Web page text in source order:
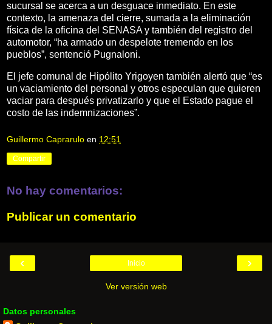
sucursal se acerca a un desguace inmediato. En este
contexto, la amenaza del cierre, sumada a la eliminación
física de la oficina del SENASA y también del registro del
automotor, “ha armado un despelote tremendo en los
pueblos”, sentenció Pugnaloni.
El jefe comunal de Hipólito Yrigoyen también alertó que “es
un vaciamiento del personal y otros especulan que quieren
vaciar para después privatizarlo y que el Estado pague el
costo de las indemnizaciones”.
Guillermo Caprarulo en 12:51
Compartir
No hay comentarios:
Publicar un comentario
‹ ›
Inicio
Ver versión web
Datos personales